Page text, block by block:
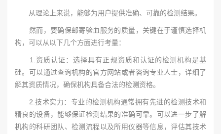
从理论上来说，能够为用户提供准确、可靠的检测结果。
然而，要确保邮寄验血服务的质量，关键在于谨慎选择机
构，可以从以下几个方面进行考量：
1.资质认证：选择具有正规资质和认证的检测机构是基
础。可以通过查询机构的官方网站或者咨询专业人士，详细了
解其资质情况，确保机构具备合法的检测资格。
2.技术实力：专业的检测机构通常拥有先进的检测技术和
精良的设备，能够保证检测结果的准确可靠。可以进一步了解
机构的科研团队、检测流程以及所用仪器等信息，评估其技术